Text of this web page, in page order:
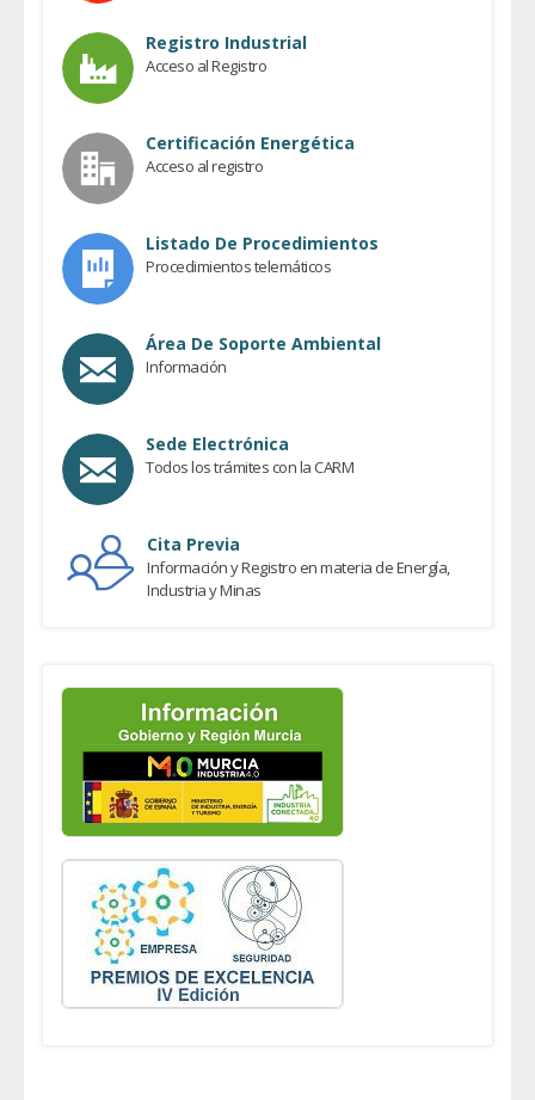
Registro Industrial
Acceso al Registro
Certificación Energética
Acceso al registro
Listado De Procedimientos
Procedimientos telemáticos
Área De Soporte Ambiental
Información
Sede Electrónica
Todos los trámites con la CARM
Cita Previa
Información y Registro en materia de Energía,
Industria y Minas